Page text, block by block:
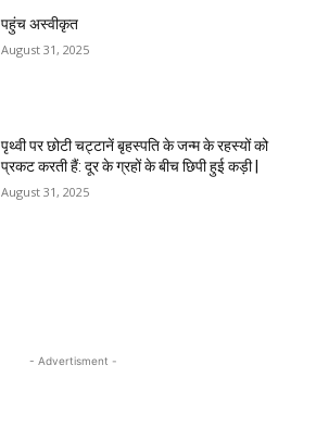
पहुंच अस्वीकृत
August 31, 2025
पृथ्वी पर छोटी चट्टानें बृहस्पति के जन्म के रहस्यों को
प्रकट करती हैं: दूर के ग्रहों के बीच छिपी हुई कड़ी |
August 31, 2025
- Advertisment -